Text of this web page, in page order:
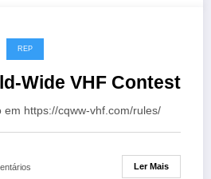
REP
Wide VHF Contest
em https://cqww-vhf.com/rules/
Ler Mais